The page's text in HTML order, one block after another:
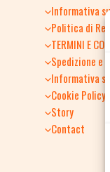
Informativa
Politica di Reso
TERMINI E
Spedizione e
Informativa
Cookie Policy
Story
Contact